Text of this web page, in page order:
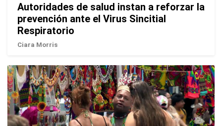
Autoridades de salud instan a reforzar la
prevención ante el Virus Sincitial
Respiratorio
Ciara Morris